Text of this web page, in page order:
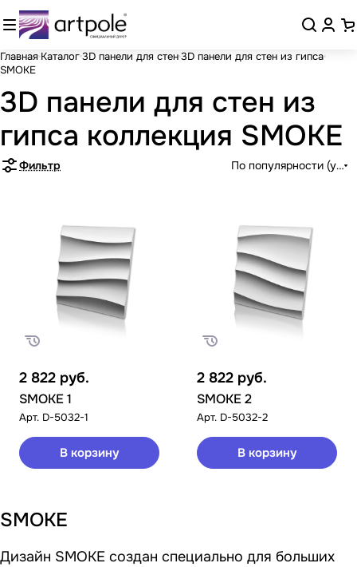
Главная Каталог3D панели для стен3D панели для стен из гипса
SMOKE
3D панели для стен из
гипса коллекция SMOKE
Фильтр По популярности
2 822 руб.
SMOKE 1
Арт. D-5032-1
В корзину
2 822 руб.
SMOKE 2
Арт. D-5032-2
В корзину
SMOKE
Дизайн SMOKE создан специально для больших